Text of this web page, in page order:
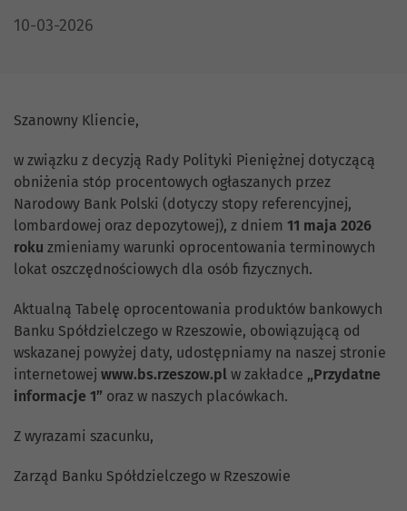
DATA PUBLIKACJI:
10-03-2026
Szanowny Kliencie,
w związku z decyzją Rady Polityki Pieniężnej dotyczącą
obniżenia stóp procentowych ogłaszanych przez
Narodowy Bank Polski (dotyczy stopy referencyjnej,
lombardowej oraz depozytowej), z dniem 11 maja 2026
roku zmieniamy warunki oprocentowania terminowych
lokat oszczędnościowych dla osób fizycznych.
Aktualną Tabelę oprocentowania produktów bankowych
Banku Spółdzielczego w Rzeszowie, obowiązującą od
wskazanej powyżej daty, udostępniamy na naszej stronie
internetowej www.bs.rzeszow.pl w zakładce „Przydatne
informacje 1” oraz w naszych placówkach.
Z wyrazami szacunku,
Zarząd Banku Spółdzielczego w Rzeszowie